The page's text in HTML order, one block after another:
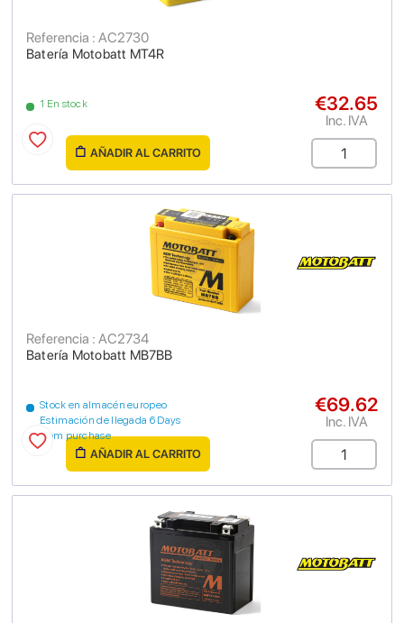
Batería Motobatt MT4R
Referencia : AC2730
1 En stock €32.65
Inc. IVA
AÑADIR AL CARRITO
Batería Motobatt MB7BB
Referencia : AC2734
Stock en almacén europeo
Estimación de llegada 6 Days
from purchase
€69.62
Inc. IVA
AÑADIR AL CARRITO